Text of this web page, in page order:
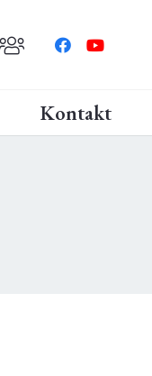
Kontakt